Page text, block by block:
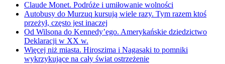
Claude Monet. Podróże i umiłowanie wolności
Autobusy do Murzuq kursują wiele razy. Tym razem ktoś
przeżył, często jest inaczej
Od Wilsona do Kennedy’ego. Amerykańskie dziedzictwo
Deklaracji w XX w.
Więcej niż miasta. Hiroszima i Nagasaki to pomniki
wykrzykujące na cały świat ostrzeżenie